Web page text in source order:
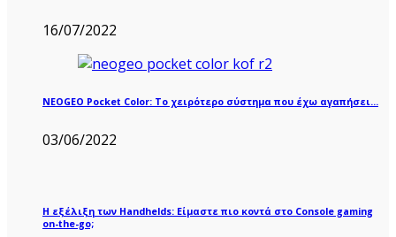
16/07/2022
NEOGEO Pocket Color: Το χειρότερο σύστημα που έχω αγαπήσει…
03/06/2022
Η εξέλιξη των Handhelds: Είμαστε πιο κοντά στο Console gaming
on-the-go;